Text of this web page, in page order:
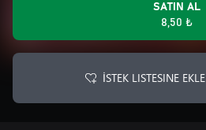
SATIN AL
8,50 ₺
İSTEK LISTESINE EKLE